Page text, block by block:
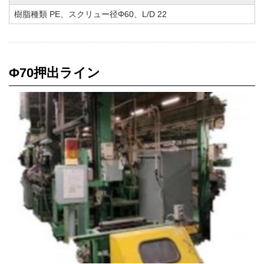
樹脂種類 PE、スクリュー径Φ60、L/D 22
Φ70押出ライン